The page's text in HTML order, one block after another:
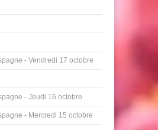
- Vendredi 17 octobre
- Jeudi 16 octobre
- Mercredi 15 octobre